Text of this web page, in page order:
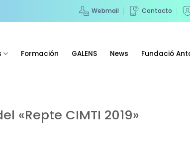
Webmail Contacto
Formación GALENS News Fundació
«Repte CIMTI 2019»